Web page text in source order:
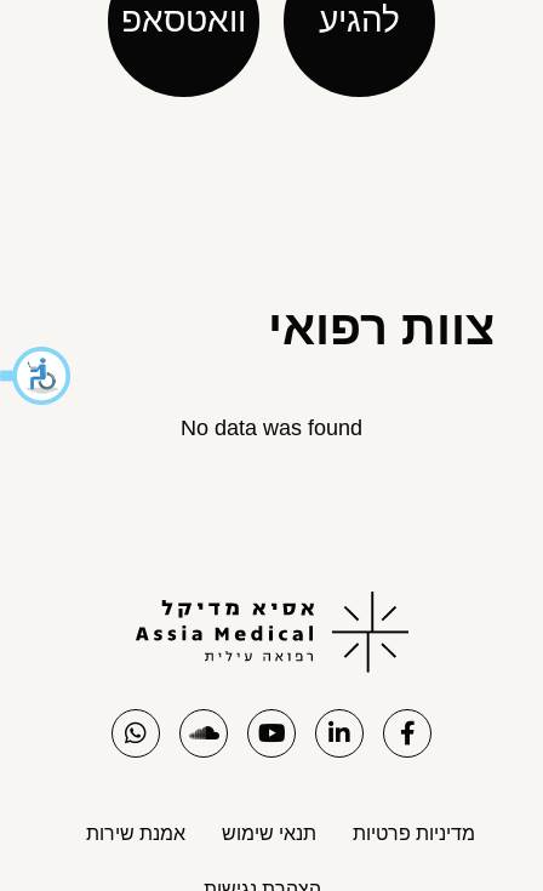
להגיע וואטסאפ
צוות רפואי
No data was found
מדיניות פרטיות תנאי שימוש אמנת שירות